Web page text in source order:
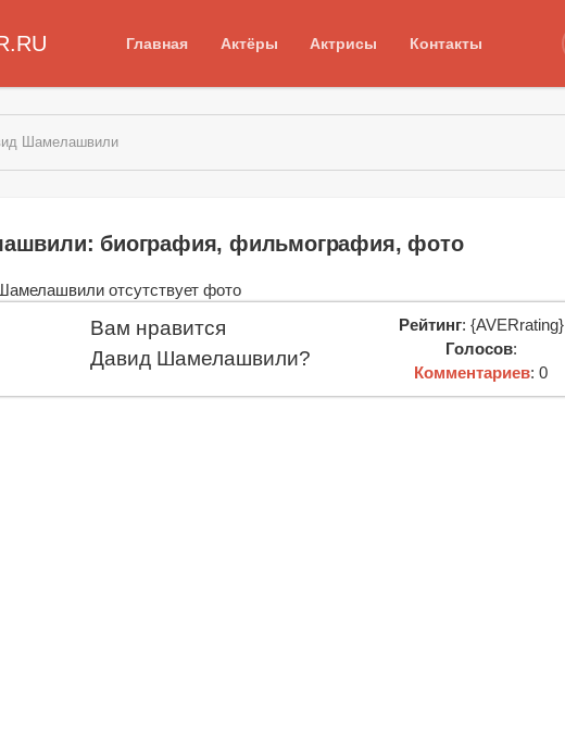
Главная Актёры Актрисы Контакты
Шамелашвили
биография, фильмография, фото
Вам нравится
Давид Шамелашвили?
Рейтинг: {AVERrating}
Голосов:
Комментариев: 0